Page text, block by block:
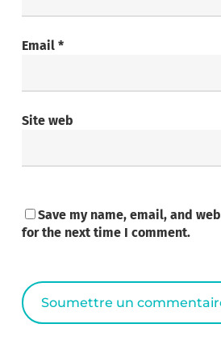
Email *
Site web
Save my name, email, and
for the next time I comment.